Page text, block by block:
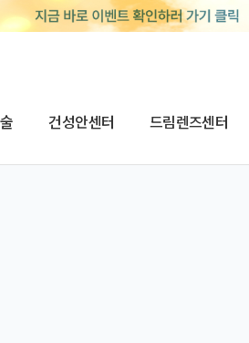
건성안센터 드림렌즈센터